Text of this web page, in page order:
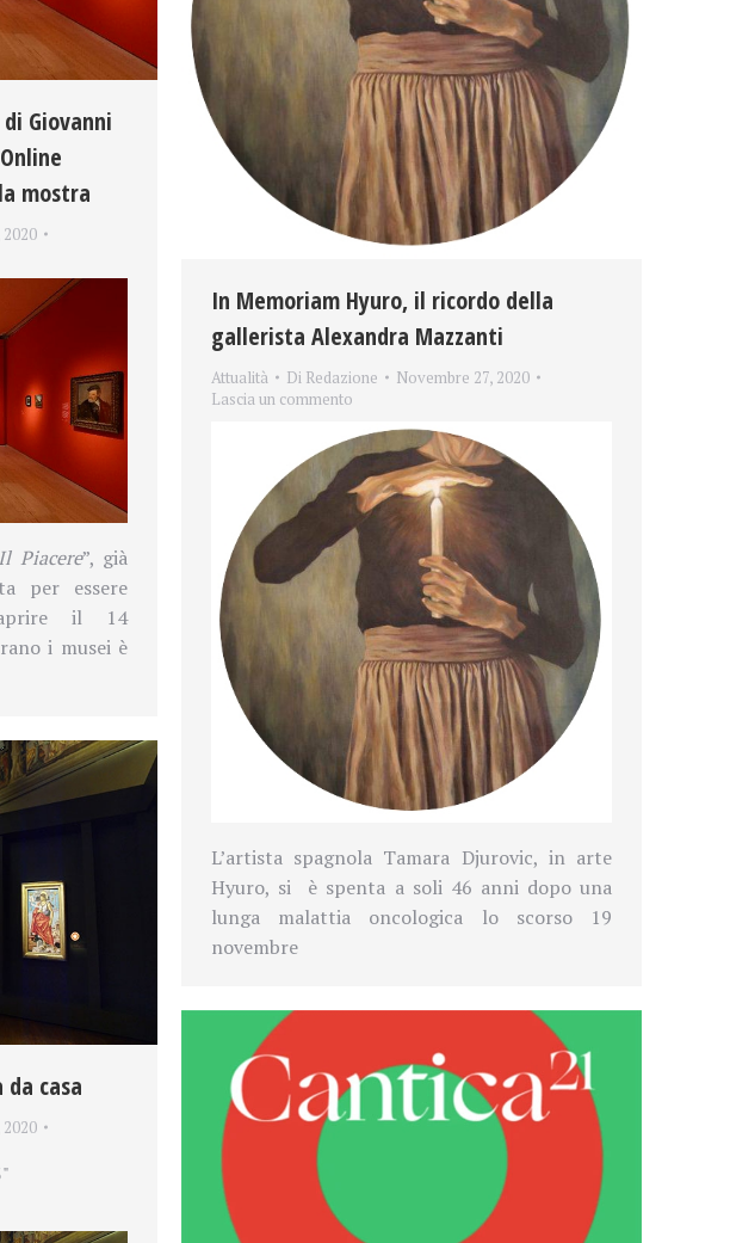
Giovanni
mostra
Piacere”, già
per essere
il 14
i musei è
In Memoriam Hyuro, il ricordo della
gallerista Alexandra Mazzanti
Attualità Di Redazione
Novembre 27, 2020
Lascia un commento
L’artista spagnola Tamara Djurovic, in arte
Hyuro, si è spenta a soli 46 anni dopo una
lunga malattia oncologica lo scorso 19
novembre
casa